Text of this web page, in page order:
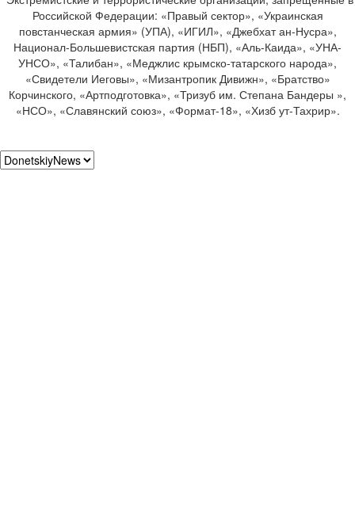
Российской Федерации: «Правый сектор», «Украинская
повстанческая армия» (УПА), «ИГИЛ», «Джебхат ан-Нусра»,
Национал-Большевистская партия (НБП), «Аль-Каида», «УНА-
УНСО», «Талибан», «Меджлис крымско-татарского народа»,
«Свидетели Иеговы», «Мизантропик Дивижн», «Братство»
Корчинского, «Артподготовка», «Тризуб им. Степана Бандеры »,
«НСО», «Славянский союз», «Формат-18», «Хизб ут-Тахрир».